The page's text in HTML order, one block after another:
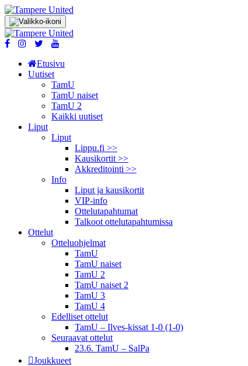
Etusivu
Uutiset
TamU
TamU naiset
TamU 2
Kaikki uutiset
Liput
Liput
Lippu.fi >>
Kausikortit >>
Akkreditointi >>
Info
Liput ja kausikortit
VIP-info
Ottelutapahtumat
Talkoot ottelu­tapahtumissa
Ottelut
Otteluohjelmat
TamU
TamU naiset
TamU 2
TamU naiset 2
TamU 3
TamU 4
Edelliset ottelut
TamU – Ilves-kissat 1-0 (1-0)
Seuraavat ottelut
23.6. TamU – SalPa
Joukkueet